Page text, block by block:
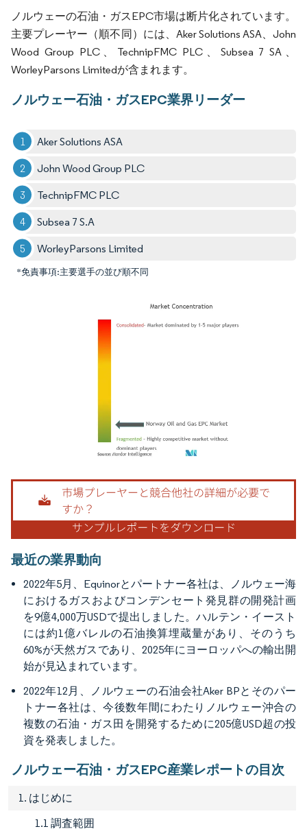
ノルウェーの石油・ガスEPC市場は断片化されています。
主要プレーヤー（順不同）には、Aker Solutions ASA、John
Wood Group PLC、TechnipFMC PLC、Subsea 7 SA、
WorleyParsons Limitedが含まれます。
ノルウェー石油・ガスEPC業界リーダー
Aker Solutions ASA
John Wood Group PLC
TechnipFMC PLC
Subsea 7 S.A
WorleyParsons Limited
*免責事項:主要選手の並び順不同
画像 © Mordor Intelligence。再利用にはCC BY 4.0の表示が必要です。
最近の業界動向
2022年5月、Equinorとパートナー各社は、ノルウェー海
におけるガスおよびコンデンセート発見群の開発計画
を9億4,000万USDで提出しました。ハルテン・イースト
には約1億バレルの石油換算埋蔵量があり、そのうち
60%が天然ガスであり、2025年にヨーロッパへの輸出開
始が見込まれています。
2022年12月、ノルウェーの石油会社Aker BPとそのパー
トナー各社は、今後数年間にわたりノルウェー沖合の
複数の石油・ガス田を開発するために205億USD超の投
資を発表しました。
ノルウェー石油・ガスEPC産業レポートの目次
1. はじめに
1.1 調査範囲